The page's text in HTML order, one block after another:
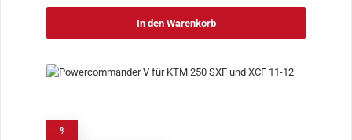
In den Warenkorb